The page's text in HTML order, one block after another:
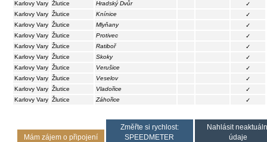
Karlovy Vary Žlutice Hradský Dvůr
✓
Karlovy Vary Žlutice Knínice
✓
Karlovy Vary Žlutice Mlyňany
✓
Karlovy Vary Žlutice Protivec
✓
Karlovy Vary Žlutice Ratiboř
✓
Karlovy Vary Žlutice Skoky
✓
Karlovy Vary Žlutice Verušice
✓
Karlovy Vary Žlutice Veselov
✓
Karlovy Vary Žlutice Vladořice
✓
Karlovy Vary Žlutice Záhořice ✓
Mám zájem o připojení
Změřte si rychlost:
SPEEDMETER
Nahlásit
údaje